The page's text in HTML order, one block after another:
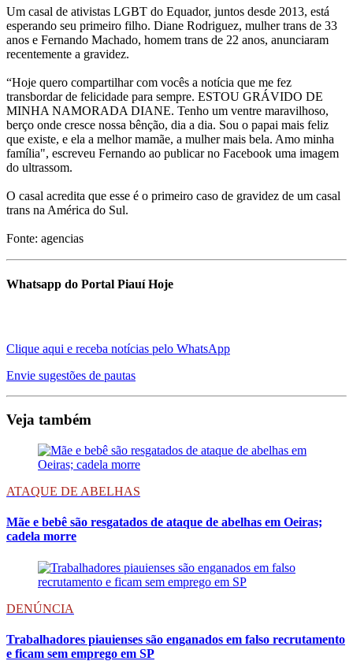
Um casal de ativistas LGBT do Equador, juntos desde 2013, está
esperando seu primeiro filho. Diane Rodriguez, mulher trans de 33
anos e Fernando Machado, homem trans de 22 anos, anunciaram
recentemente a gravidez.
“Hoje quero compartilhar com vocês a notícia que me fez
transbordar de felicidade para sempre. ESTOU GRÁVIDO DE
MINHA NAMORADA DIANE. Tenho um ventre maravilhoso,
berço onde cresce nossa bênção, dia a dia. Sou o papai mais feliz
que existe, e ela a melhor mamãe, a mulher mais bela. Amo minha
família", escreveu Fernando ao publicar no Facebook uma imagem
do ultrassom.
O casal acredita que esse é o primeiro caso de gravidez de um casal
trans na América do Sul.
Fonte: agencias
Whatsapp do Portal Piauí Hoje
Clique aqui e receba notícias pelo WhatsApp
Envie sugestões de pautas
Veja também
ATAQUE DE ABELHAS
Mãe e bebê são resgatados de ataque de abelhas em Oeiras;
cadela morre
DENÚNCIA
Trabalhadores piauienses são enganados em falso recrutamento
e ficam sem emprego em SP